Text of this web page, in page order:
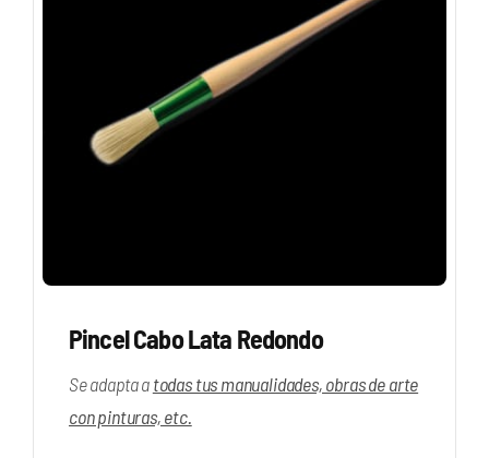
Pincel Cabo Lata Redondo
Se adapta atodas tus manualidades, obras de arte
con pinturas, etc.